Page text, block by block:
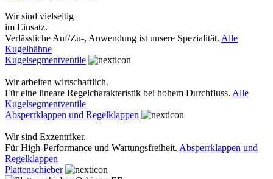
Wir sind vielseitig
im Einsatz.
Verlässliche Auf/Zu-, Anwendung ist unsere Spezialität. Alle
Kugelhähne
Kugelsegmentventile
Wir arbeiten wirtschaftlich.
Für eine lineare Regelcharakteristik bei hohem Durchfluss. Alle
Kugelsegmentventile
Absperrklappen und Regelklappen
Wir sind Exzentriker.
Für High-Performance und Wartungsfreiheit. Absperrklappen und
Regelklappen
Plattenschieber